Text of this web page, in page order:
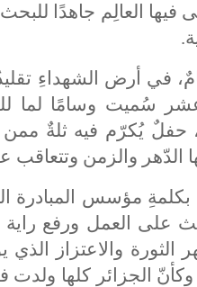
العالِم جاهدًا
في أرض الشهداءِ
عشر سُميت وسامًا
يُكرّم فيه ثلةٌ
الدّهر والزمن وتتعاقب
بكلمةِ مؤسس
على العمل ورفع راية
والاعتزاز الذي
الجزائر كلها ولدت